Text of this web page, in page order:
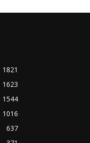
1821
1623
1544
1016
637